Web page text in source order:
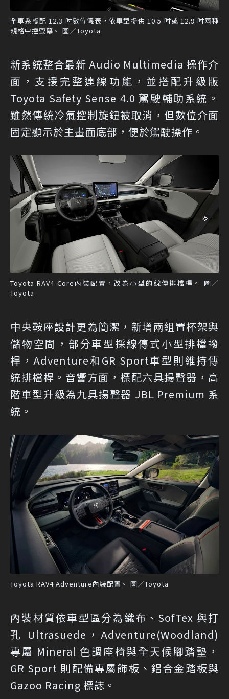
全車系標配 12.3 吋數位儀表，依車型提供 10.5 吋或 12.9 吋兩種
規格中控螢幕。 圖／Toyota
新系統整合最新 Audio Multimedia 操作介
面，支援完整連線功能，並搭配升級版
Toyota Safety Sense 4.0 駕駛輔助系統。
雖然傳統冷氣控制旋鈕被取消，但數位介面
固定顯示於主畫面底部，便於駕駛操作。
Toyota RAV4 Core內裝配置，改為小型的線傳排檔桿。 圖／
Toyota
中央鞍座設計更為簡潔，新增兩組置杯架與
儲物空間，部分車型採線傳式小型排檔撥
桿，Adventure和GR Sport車型則維持傳
統排檔桿。音響方面，標配六具揚聲器，高
階車型升級為九具揚聲器 JBL Premium 系
統。
Toyota RAV4 Adventure內裝配置。 圖／Toyota
內裝材質依車型區分為織布、SofTex 與打
孔 Ultrasuede，Adventure(Woodland)
專屬 Mineral 色調座椅與全天候腳踏墊，
GR Sport 則配備專屬飾板、鋁合金踏板與
Gazoo Racing 標誌。